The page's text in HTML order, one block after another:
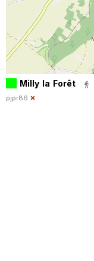
Milly la Forêt
pjpr86